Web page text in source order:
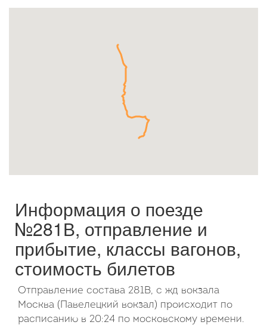
21
22 23 24 25 26
27
Октябрь
2
9
Информация о поезде
№281В, отправление и
прибытие, классы вагонов,
стоимость билетов
Отправление состава 281В, с жд вокзала
Москва (Павелецкий вокзал) происходит по
расписанию в 20:24 по московскому времени.